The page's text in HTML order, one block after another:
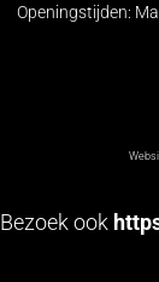
Openingstijden:
Bezoek ook